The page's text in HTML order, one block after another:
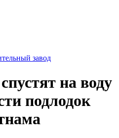
завод
на воду
подлодок